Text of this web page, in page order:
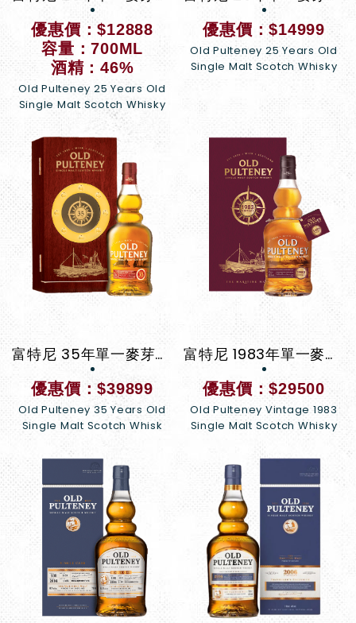
優惠價：$12888
容量：700ML
酒精：46%
Old Pulteney 25 Years Old
Single Malt Scotch Whisky
優惠價：$14999
Old Pulteney 25 Years Old
Single Malt Scotch Whisky
富特尼 35年單一麥芽威士忌
優惠價：$39899
Old Pulteney 35 Years Old
Single Malt Scotch Whisk
富特尼 1983年單一麥芽威士忌
優惠價：$29500
Old Pulteney Vintage 1983
Single Malt Scotch Whisky